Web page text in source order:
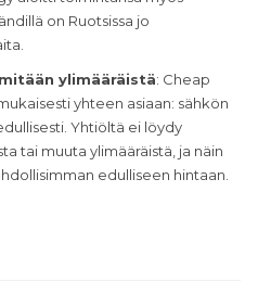
on Ruotsissa jo
ylimääräistä: Cheap
yhteen asiaan: sähkön
Yhtiöltä ei löydy
tai muuta ylimääräistä, ja näin
edulliseen hintaan.